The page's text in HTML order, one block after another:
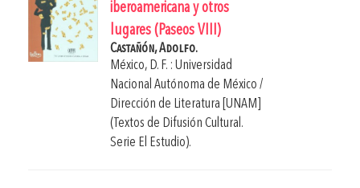
iberoamericana y otros
lugares (Paseos VIII)
Castañón, Adolfo.
México, D. F. : Universidad
Nacional Autónoma de México /
Dirección de Literatura [UNAM]
(Textos de Difusión Cultural.
Serie El Estudio).